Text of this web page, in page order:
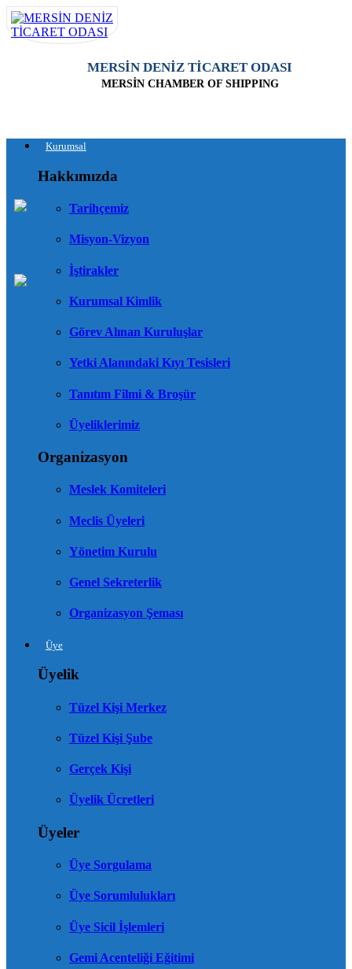
MERSİN DENİZ TİCARET ODASI
MERSİN CHAMBER OF SHIPPING
Kurumsal
Hakkımızda
Tarihçemiz
Misyon-Vizyon
İştirakler
Kurumsal Kimlik
Görev Alınan Kuruluşlar
Yetki Alanındaki Kıyı Tesisleri
Tanıtım Filmi & Broşür
Üyeliklerimiz
Organizasyon
Meslek Komiteleri
Meclis Üyeleri
Yönetim Kurulu
Genel Sekreterlik
Organizasyon Şeması
Üye
Üyelik
Tüzel Kişi Merkez
Tüzel Kişi Şube
Gerçek Kişi
Üyelik Ücretleri
Üyeler
Üye Sorgulama
Üye Sorumlulukları
Üye Sicil İşlemleri
Gemi Acenteliği Eğitimi